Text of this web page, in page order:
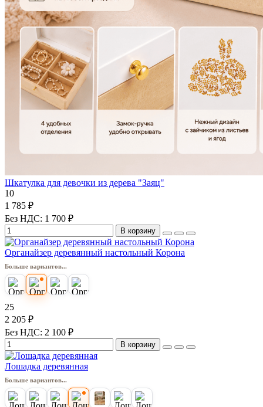
Шкатулка для девочки из дерева "Заяц"
10
1 785 ₽
Без НДС: 1 700 ₽
В корзину
Органайзер деревянный настольный Корона
Больше вариантов...
25
2 205 ₽
Без НДС: 2 100 ₽
В корзину
Лошадка деревянная
Больше вариантов...